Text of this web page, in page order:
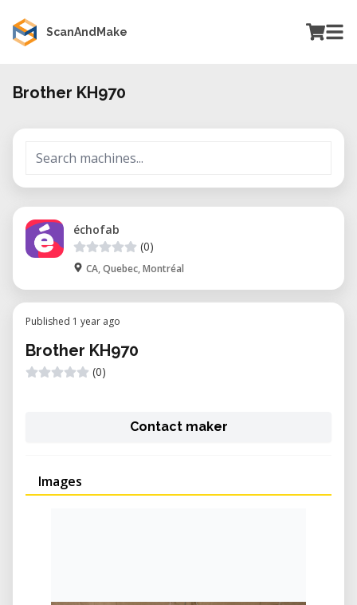
ScanAndMake
Brother KH970
échofab
(0)
CA, Quebec, Montréal
Published 1 year ago
Brother KH970
(0)
Contact maker
Images